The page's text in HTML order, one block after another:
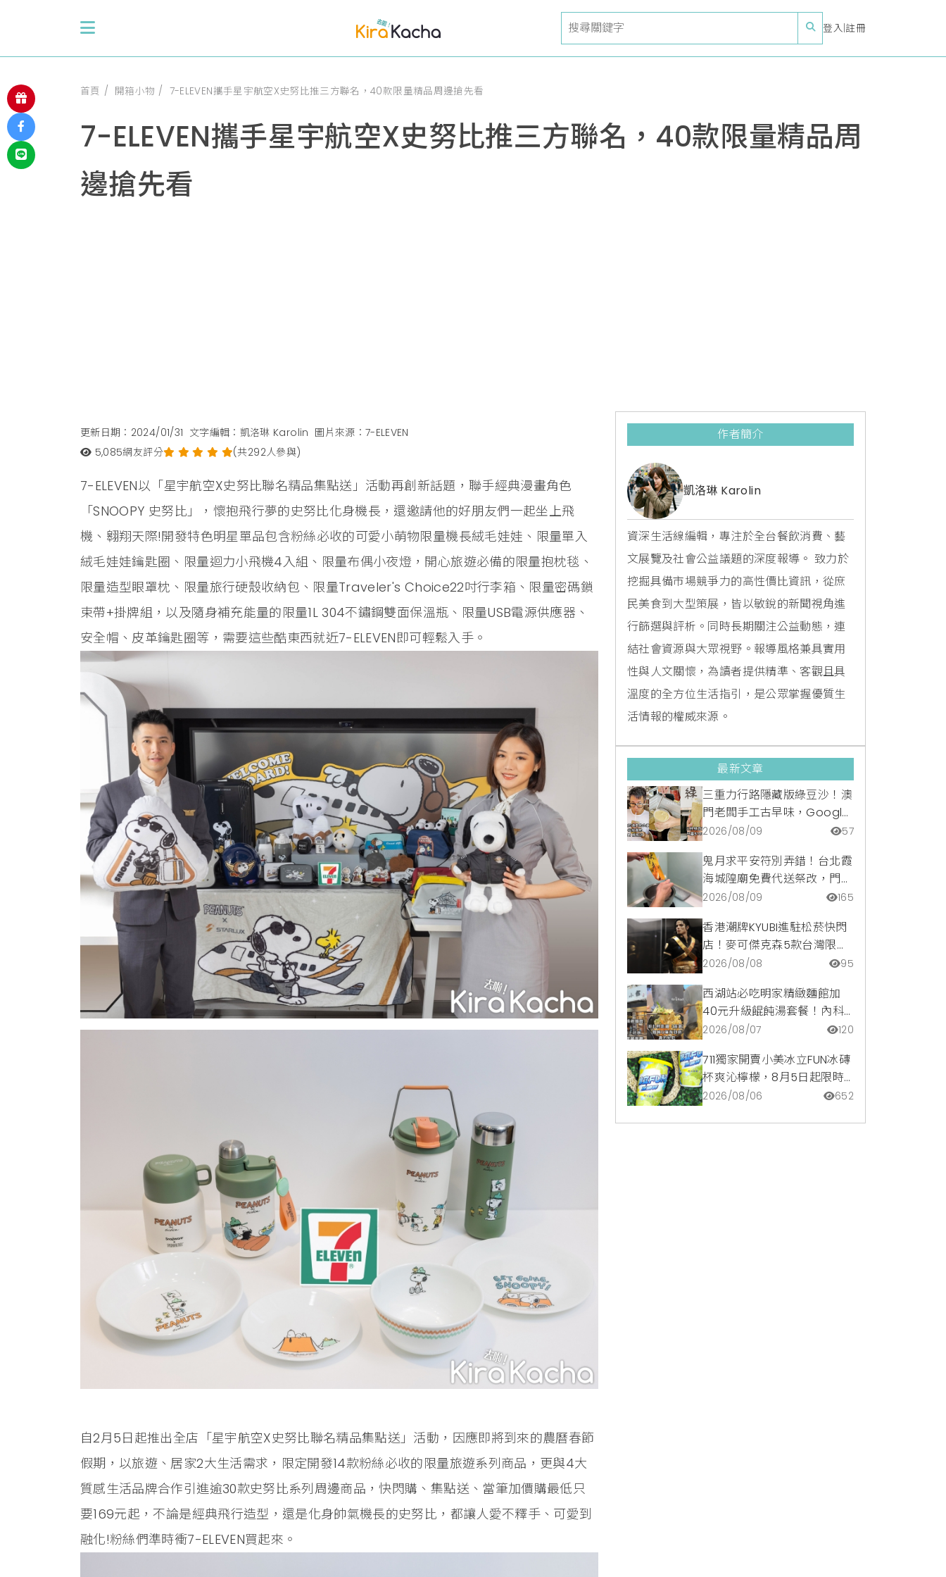
登入 註冊
首頁 開箱小物 7-ELEVEN攜手星宇航空X史努比推三方聯名，40款限量精品周邊搶先看
7-ELEVEN攜手星宇航空X史努比推三方聯名，40款限量精品周
邊搶先看
更新日期：2024/01/31 文字編輯：凱洛琳 Karolin 圖片來源：7-ELEVEN
5,085網友評分 (共292人參與)
7-ELEVEN以「星宇航空X史努比聯名精品集點送」活動再創新話題，聯手經典漫畫角色
「SNOOPY 史努比」，懷抱飛行夢的史努比化身機長，還邀請他的好朋友們一起坐上飛
機、翱翔天際!開發特色明星單品包含粉絲必收的可愛小萌物限量機長絨毛娃娃、限量單入
絨毛娃娃鑰匙圈、限量迴力小飛機4入組、限量布偶小夜燈，開心旅遊必備的限量抱枕毯、
限量造型眼罩枕、限量旅行硬殼收納包、限量Traveler's Choice22吋行李箱、限量密碼鎖
束帶+掛牌組，以及隨身補充能量的限量1L 304不鏽鋼雙面保溫瓶、限量USB電源供應器、
安全帽、皮革鑰匙圈等，需要這些酷東西就近7-ELEVEN即可輕鬆入手。
自2月5日起推出全店「星宇航空X史努比聯名精品集點送」活動，因應即將到來的農曆春節
假期，以旅遊、居家2大生活需求，限定開發14款粉絲必收的限量旅遊系列商品，更與4大
質感生活品牌合作引進逾30款史努比系列周邊商品，快閃購、集點送、當筆加價購最低只
要169元起，不論是經典飛行造型，還是化身帥氣機長的史努比，都讓人愛不釋手、可愛到
融化!粉絲們準時衝7-ELEVEN買起來。
作者簡介
凱洛琳 Karolin
資深生活線編輯，專注於全台餐飲消費、藝
文展覽及社會公益議題的深度報導。 致力於
挖掘具備市場競爭力的高性價比資訊，從庶
民美食到大型策展，皆以敏銳的新聞視角進
行篩選與評析。同時長期關注公益動態，連
結社會資源與大眾視野。報導風格兼具實用
性與人文關懷，為讀者提供精準、客觀且具
溫度的全方位生活指引，是公眾掌握優質生
活情報的權威來源。
最新文章
三重力行路隱藏版綠豆沙！澳
門老闆手工古早味，Google
滿分5顆星銅板美食
2026/08/09 57
鬼月求平安符別弄錯！台北霞
海城隍廟免費代送祭改，門市
請領開光符令與平安符貼紙優
2026/08/09 165
香港潮牌KYUBI進駐松菸快閃
店！麥可傑克森5款台灣限定
商品與1:1雕像震撼登場
2026/08/08 95
西湖站必吃明家精緻麵館加
40元升級餛飩湯套餐！內科
隱藏版爆汁臭豆腐麵與牛肉麵
2026/08/07 120
711獨家開賣小美冰立FUN冰磚
杯爽沁檸檬，8月5日起限時
嚐鮮價39元特調咖啡氣泡水
2026/08/06 652